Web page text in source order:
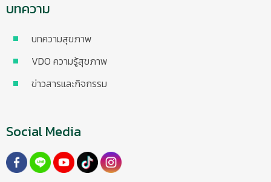
บทความ
บทความสุขภาพ
VDO ความรู้สุขภาพ
ข่าวสารและกิจกรรม
Social Media